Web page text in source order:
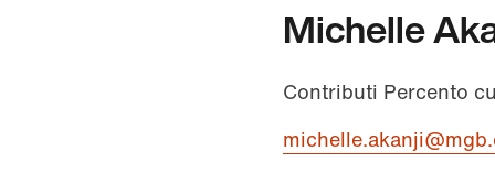
Michelle
Contributi Percento